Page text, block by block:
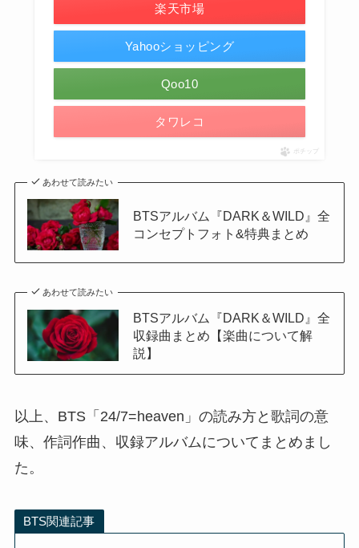
楽天市場
Yahooショッピング
Qoo10
タワレコ
ポチップ
あわせて読みたい
BTSアルバム『DARK＆WILD』全
コンセプトフォト&特典まとめ
あわせて読みたい
BTSアルバム『DARK＆WILD』全
収録曲まとめ【楽曲について解
説】
以上、BTS「24/7=heaven」の読み方と歌詞の意
味、作詞作曲、収録アルバムについてまとめまし
た。
BTS関連記事